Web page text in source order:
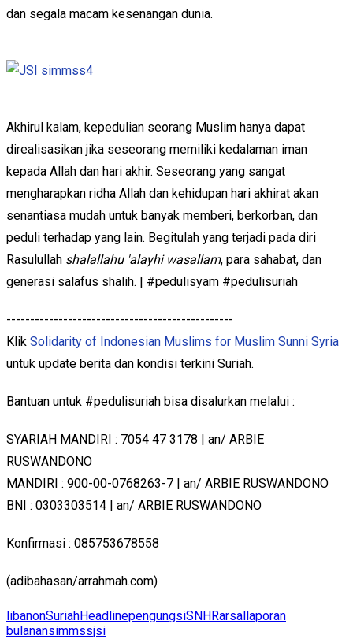
dan segala macam kesenangan dunia.
Akhirul kalam, kepedulian seorang Muslim hanya dapat
direalisasikan jika seseorang memiliki kedalaman iman
kepada Allah dan hari akhir. Seseorang yang sangat
mengharapkan ridha Allah dan kehidupan hari akhirat akan
senantiasa mudah untuk banyak memberi, berkorban, dan
peduli terhadap yang lain. Begitulah yang terjadi pada diri
Rasulullah shalallahu 'alayhi wasallam, para sahabat, dan
generasi salafus shalih. | #pedulisyam #pedulisuriah
------------------------------------------------
Klik Solidarity of Indonesian Muslims for Muslim Sunni Syria
untuk update berita dan kondisi terkini Suriah.
Bantuan untuk #pedulisuriah bisa disalurkan melalui :
SYARIAH MANDIRI : 7054 47 3178 | an/ ARBIE
RUSWANDONO
MANDIRI : 900-00-0768263-7 | an/ ARBIE RUSWANDONO
BNI : 0303303514 | an/ ARBIE RUSWANDONO
Konfirmasi : 085753678558
(adibahasan/arrahmah.com)
libanonSuriahHeadlinepengungsiSNHRarsallaporan
bulanansimmssjsi